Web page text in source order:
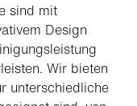
sind mit
Design
Wir bieten
unterschiedliche